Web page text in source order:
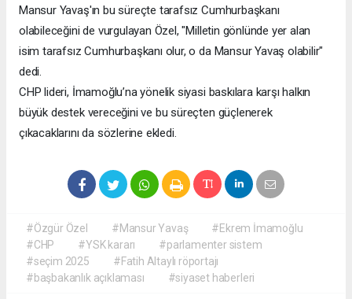
Mansur Yavaş'ın bu süreçte tarafsız Cumhurbaşkanı
olabileceğini de vurgulayan Özel, "Milletin gönlünde yer alan
isim tarafsız Cumhurbaşkanı olur, o da Mansur Yavaş olabilir"
dedi.
CHP lideri, İmamoğlu’na yönelik siyasi baskılara karşı halkın
büyük destek vereceğini ve bu süreçten güçlenerek
çıkacaklarını da sözlerine ekledi.
#Özgür Özel #Mansur Yavaş
#Ekrem İmamoğlu
#CHP
#YSK kararı
#parlamenter sistem
#seçim 2025
#Fatih Altaylı röportajı
#başbakanlık açıklaması
#siyaset haberleri